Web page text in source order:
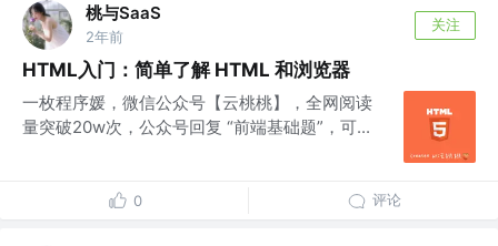
桃与SaaS
2年前
关注
HTML入门：简单了解 HTML 和浏览器
一枚程序媛，微信公众号【云桃桃】，全网阅读
量突破20w次，公众号回复 “前端基础题”，可...
0 评论